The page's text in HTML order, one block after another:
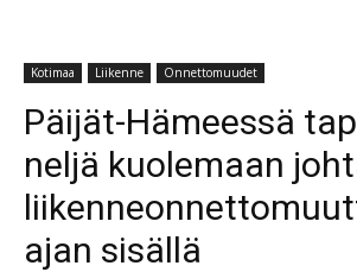
Kotimaa Liikenne Onnettomuudet
Päijät-Hämeessä
neljä kuolemaan
ajan sisällä